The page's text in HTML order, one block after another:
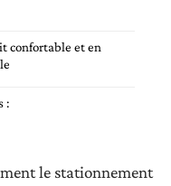
confortable et en
:
le stationnement